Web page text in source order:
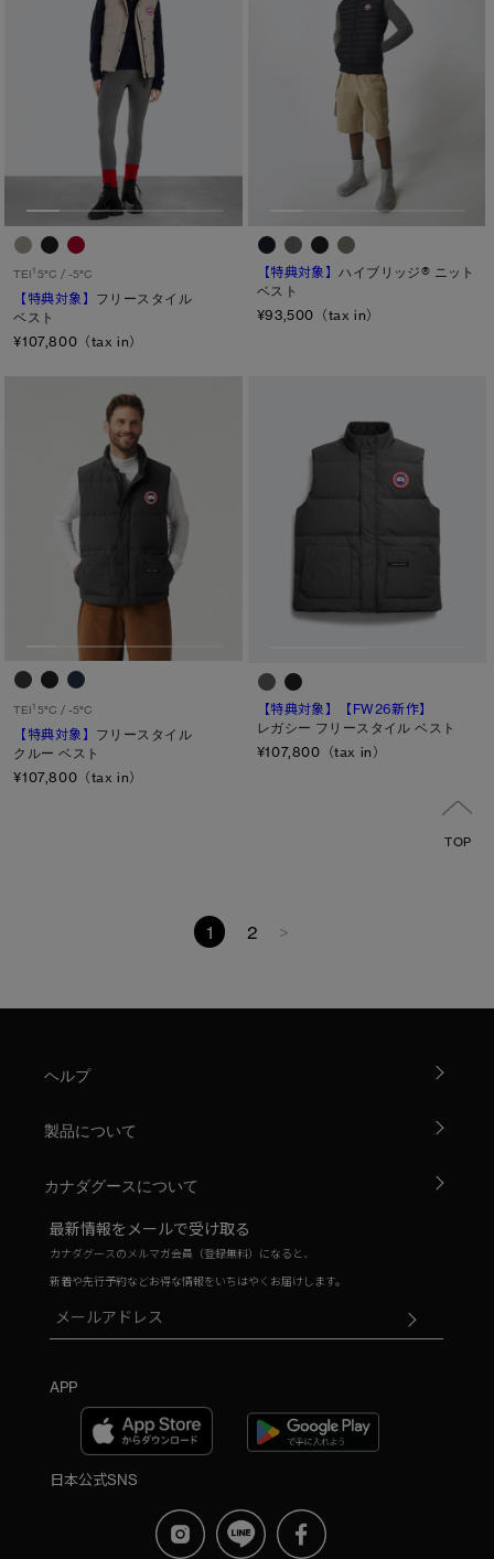
TEI1 5°C / -5°C
【特典対象】 フリースタイル
ベスト
¥107,800（tax in）
【特典対象】 ハイブリッジ® ニット
ベスト
¥93,500（tax in）
TEI1 5°C / -5°C
【特典対象】 フリースタイル
クルー ベスト
¥107,800（tax in）
【特典対象】
【FW26新作】
レガシー フリースタイル ベスト
¥107,800（tax in）
TOP
1 2 >
ヘルプ
製品について
カナダグースについて
最新情報をメールで受け取る
カナダグースのメルマガ会員（登録無料）になると、
新着や先行予約などお得な情報をいちはやくお届けします。
APP
日本公式SNS